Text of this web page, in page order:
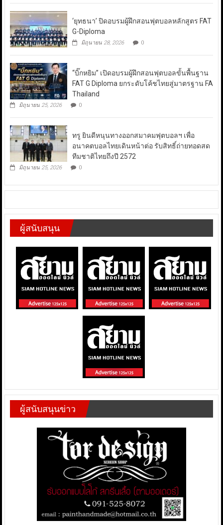
‘ยุทธนา’ ปิดอบรมผู้ฝึกสอนฟุตบอลหลักสูตร FAT
G-Diploma
มิถุนายน 28, 2026 0
“บิ๊กหยิม” เปิดอบรมผู้ฝึกสอนฟุตบอลขั้นพื้นฐาน
FAT G Diploma ยกระดับโค้ชไทยสู่มาตรฐาน FA
Thailand
มิถุนายน 25, 2026 0
ทรู ยินดีหนุนทางออกสมาคมฟุตบอลฯ เพื่อ
อนาคตบอลไทยเดินหน้าต่อ รับสิทธิ์ถ่ายทอดสด
ทีมชาติไทยถึงปี 2572
มิถุนายน 25, 2026 0
ผู้สนับสนุน
ผู้สนับสนุนข่าว